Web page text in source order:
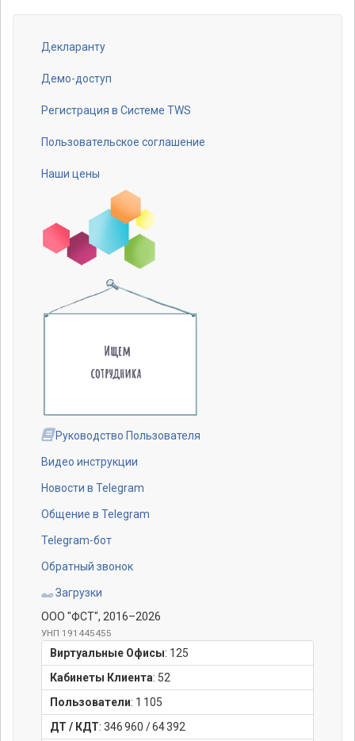
Footer
menu
Декларанту
Демо-доступ
Регистрация в Системе TWS
Пользовательское соглашение
Наши цены
Руководство Пользователя
Видео инструкции
Новости в Telegram
Общение в Telegram
Telegram-бот
Обратный звонок
Загрузки
ООО "ФСТ", 2016–2026
УНП 191445455
Виртуальные Офисы: 125
Кабинеты Клиента: 52
Пользователи: 1 105
ДТ / КДТ: 346 960 /64 392